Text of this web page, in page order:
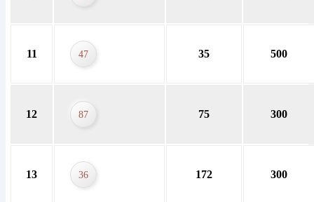
11 47 35 500
12 87 75 300
13 36 172 300